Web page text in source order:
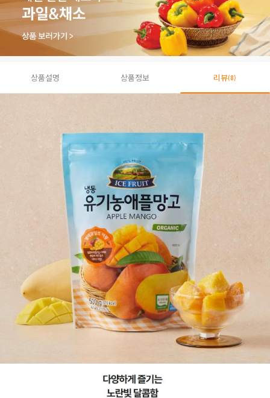
상품설명 상품정보 리뷰(8)